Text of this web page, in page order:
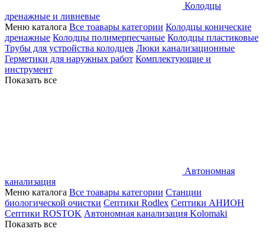
Колодцы
дренажные и ливневые
Меню каталога Все тоавары категории Колодцы конические
дренажные Колодцы полимерпесчаные Колодцы пластиковые
Трубы для устройства колодцев Люки канализационные
Герметики для наружных работ Комплектующие и
инструмент
Показать все
Автономная
канализация
Меню каталога Все тоавары категории Станции
биологической очистки Септики Rodlex Септики АНИОН
Септики ROSTOK Автономная канализация Kolomaki
Показать все